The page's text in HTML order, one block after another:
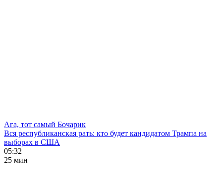
Ага, тот самый Бочарик
Вся республиканская рать: кто будет кандидатом Трампа на
выборах в США
05:32
25 мин